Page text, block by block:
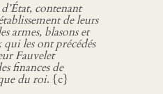
contenant
de leurs
armes, blasons et
qui les ont précédés
Fauvelet
finances de
du roi. {c}